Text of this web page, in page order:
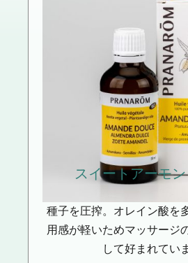
スイートアーモ
種子を圧搾。オレイン酸を
用感が軽いためマッサージ
して好まれてい